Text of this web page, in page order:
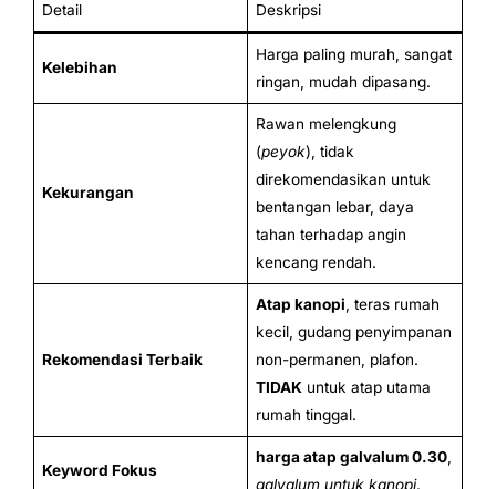
Detail Deskripsi
Kelebihan
Harga paling murah, sangat
ringan, mudah dipasang.
Kekurangan
Rawan melengkung
(peyok), tidak
direkomendasikan untuk
bentangan lebar, daya
tahan terhadap angin
kencang rendah.
Rekomendasi Terbaik
Atap kanopi , teras rumah
kecil, gudang penyimpanan
non-permanen, plafon.
TIDAK untuk atap utama
rumah tinggal.
Keyword Fokus
harga atap galvalum 0.30,
galvalum untuk kanopi.